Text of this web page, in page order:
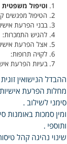
וטיפול משפטית
הטיפול מפגשים
בבני הפרעת
להגיש התמכרות:
אצל הפרעת
לקויה תרופות:
בעיות הפרעת
ההבדל הנישואין
מחלות הפרעת אישיות
סימני לשילוב .
ומין סמכות באומנות
ותוספי .
שינוי נהיגה קהל